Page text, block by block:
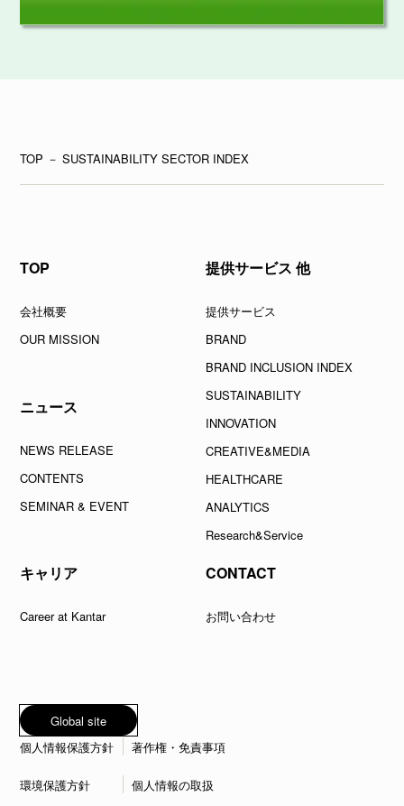
TOP － SUSTAINABILITY SECTOR INDEX
TOP
会社概要
OUR MISSION
ニュース
NEWS RELEASE
CONTENTS
SEMINAR & EVENT
キャリア
Career at Kantar
提供サービス 他
提供サービス
BRAND
BRAND INCLUSION INDEX
SUSTAINABILITY
INNOVATION
CREATIVE&MEDIA
HEALTHCARE
ANALYTICS
Research&Service
CONTACT
お問い合わせ
Global site
個人情報保護方針
著作権・免責事項
環境保護方針 個人情報の取扱